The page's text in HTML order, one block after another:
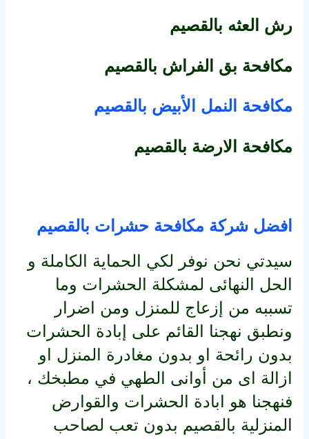
رش العثه بالقصيم
مكافحة بق الفراش بالقصيم
مكافحة النمل الأبيض بالقصيم
مكافحة الارضة بالقصيم
افضل شركة مكافحة حشرات بالقصيم
سيدتي نحن نوفر لكي الحماية الكاملة و
الحل النهائى لمشكلة الحشرات وما
تسببه من إزعاج للمنزل ومن اضرار
ونطبق نهجنا القائم على إبادة الحشرات
بدون رائحة او بدون مغادرة المنزل او
ازالة اى من أوانى الطهي في مطبخك ،
فنهجنا هو ابادة الحشرات والقوارض
المنزلية بالقصيم بدون تعب لصاحب